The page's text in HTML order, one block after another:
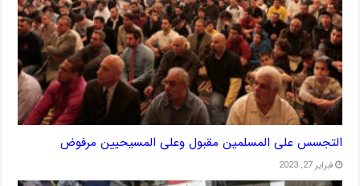
التجسس على المسلمين مقبول وعلى المسيحيين مرفوض
فبراير 27, 2023